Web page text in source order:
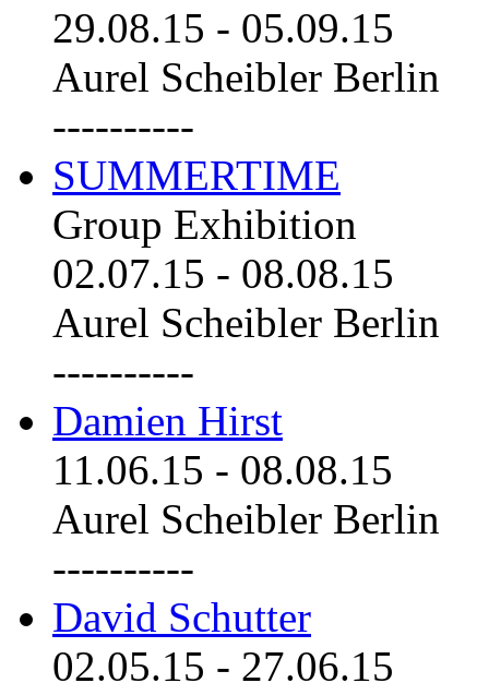
29.08.15 - 05.09.15
Aurel Scheibler Berlin
----------
SUMMERTIME
Group Exhibition
02.07.15 - 08.08.15
Aurel Scheibler Berlin
----------
Damien Hirst
11.06.15 - 08.08.15
Aurel Scheibler Berlin
----------
David Schutter
02.05.15 - 27.06.15